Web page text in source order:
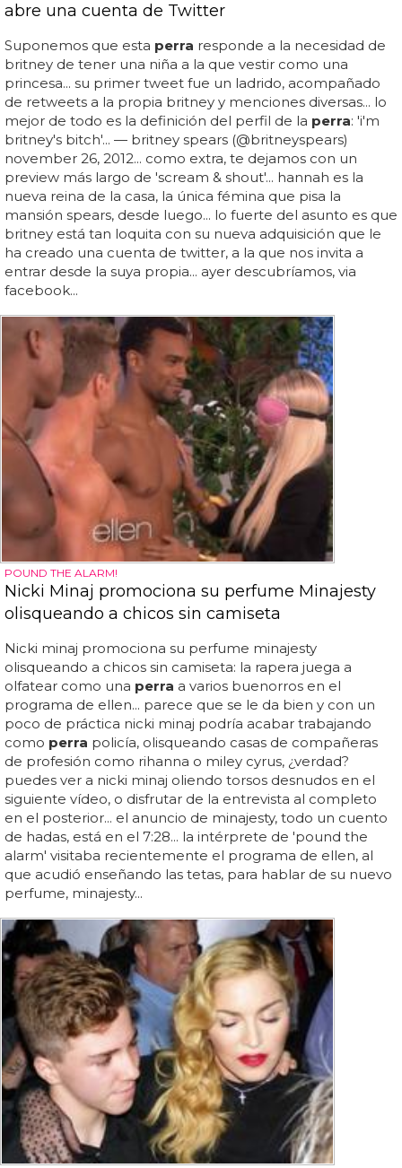
abre una cuenta de Twitter
Suponemos que esta perra responde a la necesidad de
britney de tener una niña a la que vestir como una
princesa... su primer tweet fue un ladrido, acompañado
de retweets a la propia britney y menciones diversas... lo
mejor de todo es la definición del perfil de la perra: 'i'm
britney's bitch'... — britney spears (@britneyspears)
november 26, 2012... como extra, te dejamos con un
preview más largo de 'scream & shout'... hannah es la
nueva reina de la casa, la única fémina que pisa la
mansión spears, desde luego... lo fuerte del asunto es que
britney está tan loquita con su nueva adquisición que le
ha creado una cuenta de twitter, a la que nos invita a
entrar desde la suya propia... ayer descubríamos, via
facebook...
POUND THE ALARM!
Nicki Minaj promociona su perfume Minajesty
olisqueando a chicos sin camiseta
Nicki minaj promociona su perfume minajesty
olisqueando a chicos sin camiseta: la rapera juega a
olfatear como una perra a varios buenorros en el
programa de ellen... parece que se le da bien y con un
poco de práctica nicki minaj podría acabar trabajando
como perra policía, olisqueando casas de compañeras
de profesión como rihanna o miley cyrus, ¿verdad?
puedes ver a nicki minaj oliendo torsos desnudos en el
siguiente vídeo, o disfrutar de la entrevista al completo
en el posterior... el anuncio de minajesty, todo un cuento
de hadas, está en el 7:28... la intérprete de 'pound the
alarm' visitaba recientemente el programa de ellen, al
que acudió enseñando las tetas, para hablar de su nuevo
perfume, minajesty...